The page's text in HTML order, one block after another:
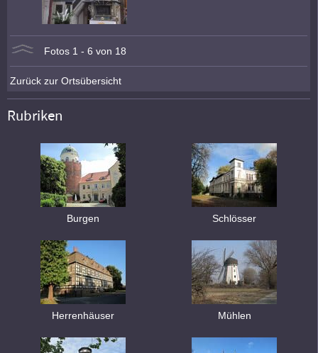
Fotos 1 - 6 von 18
Zurück zur Ortsübersicht
Rubriken
Burgen Schlösser
Herrenhäuser Mühlen